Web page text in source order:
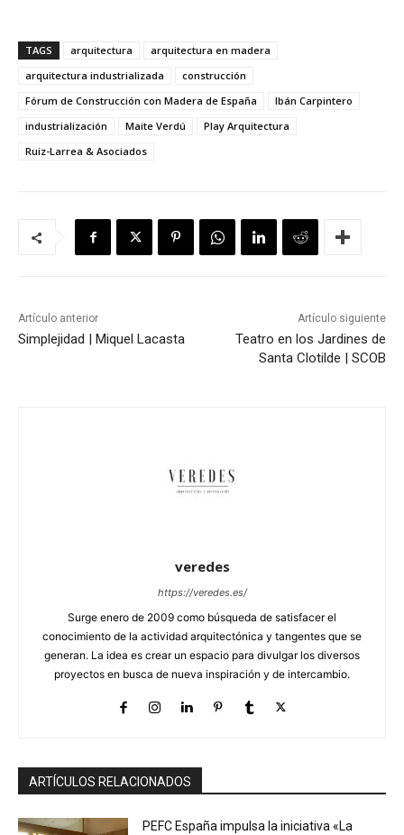
TAGS arquitectura
arquitectura en madera
arquitectura industrializada
construcción
Fórum de Construcción con Madera de España
Ibán Carpintero
industrialización
Maite Verdú
Play Arquitectura
Ruiz-Larrea & Asociados
Artículo anterior
Simplejidad | Miquel Lacasta
Artículo siguiente
Teatro en los Jardines de
Santa Clotilde | SCOB
veredes
https://veredes.es/
Surge enero de 2009 como búsqueda de satisfacer el
conocimiento de la actividad arquitectónica y tangentes que se
generan. La idea es crear un espacio para divulgar los diversos
proyectos en busca de nueva inspiración y de intercambio.
ARTÍCULOS RELACIONADOS
PEFC España impulsa la iniciativa «La